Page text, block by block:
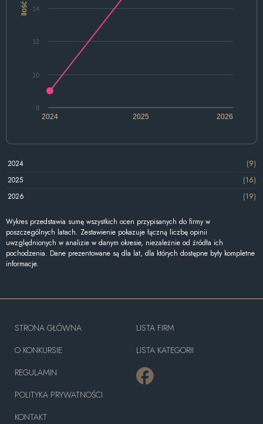
Ilość
2024 2025 2026
8
10
12
14
2024
(9)
2025
(16)
2026
(19)
Wykres przedstawia sumę wszystkich ocen przypisanych do firmy w
poszczególnych latach. Zestawienie pokazuje łączną liczbę opinii
uwzględnionych w analizie w danym okresie, niezależnie od źródła ich
pochodzenia. Dane prezentowane są dla lat, dla których dostępne były kompletne
informacje.
STRONA GŁÓWNA
O KONKURSIE
REGULAMIN
POLITYKA PRYWATNOŚCI
KONTAKT
LISTA FIRM
LISTA KATEGORII